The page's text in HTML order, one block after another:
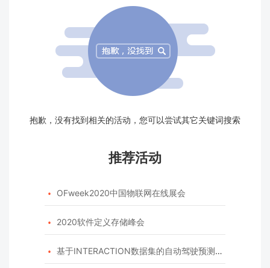
抱歉，没有找到相关的活动，您可以尝试其它关键词搜索
推荐活动
 OFweek2020中国物联网在线展会
 2020软件定义存储峰会
 基于INTERACTION数据集的自动驾驶预测模型挑战赛